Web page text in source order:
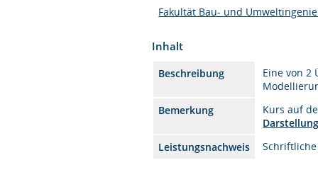
Fakultät Bau- und
Inhalt
Beschreibung
Eine von 2
Bemerkung
Kurs auf
Leistungsnachweis